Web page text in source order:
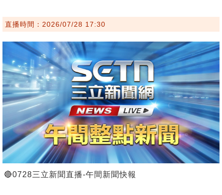
直播時間：2026/07/28 17:30
🔴0728三立新聞直播-午間新聞快報